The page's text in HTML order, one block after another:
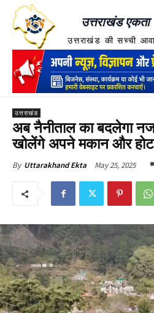
उत्तराखंड एकता
उत्तराखंड की सच्ची
उत्तराखंड
अब नैनीताल का बदलेगा
खोलेंगे अपने मकान और
By Uttarakhand Ekta May 25, 2025